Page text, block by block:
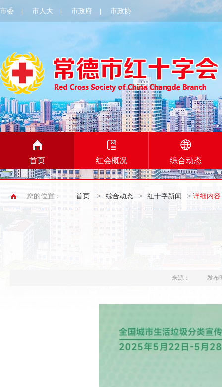
市委 市人大 市政府 市政协
首页 红会概况 综合动态
您的位置： 首页 > 综合动态 > 红十字新闻 > 详细内容
来源： 发布